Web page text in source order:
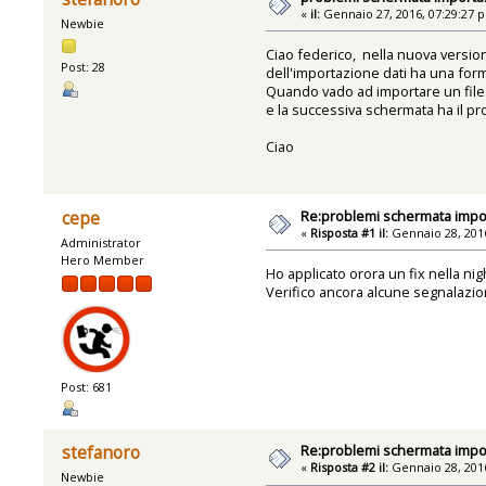
Newbie
Post: 28
« il: Gennaio 27, 2016, 07:29:27
Ciao federico, nella nuova
dell'importazione dati ha una
Quando vado ad importare un
e la successiva schermata ha il
Ciao
cepe
Administrator
Hero Member
Post: 681
Re:problemi schermata
« Risposta #1 il: Gennaio 28,
Ho applicato orora un fix nella
Verifico ancora alcune
stefanoro
Newbie
Re:problemi schermata
« Risposta #2 il: Gennaio 28,